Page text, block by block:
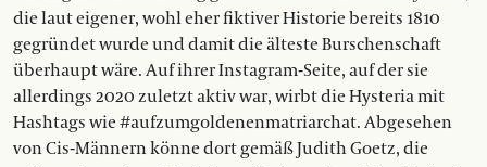
die laut eigener, wohl eher fiktiver Historie bereits 1810
gegründet wurde und damit die älteste Burschenschaft
überhaupt wäre. Auf ihrer Instagram-Seite, auf der sie
allerdings 2020 zuletzt aktiv war, wirbt die Hysteria mit
Hashtags wie #aufzumgoldenenmatriarchat. Abgesehen
von Cis-Männern könne dort gemäß Judith Goetz, die